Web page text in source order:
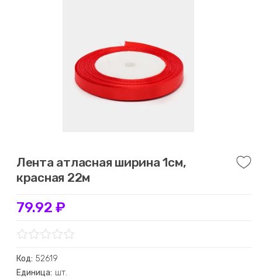
Лента атласная ширина 1см,
красная 22м
79.92 ₽
Код: 52619
Единица: шт.